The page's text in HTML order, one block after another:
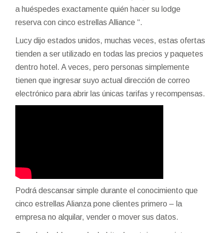
a huéspedes exactamente quién hacer su lodge
reserva con cinco estrellas Alliance “.
Lucy dijo estados unidos, muchas veces, estas ofertas
tienden a ser utilizado en todas las precios y paquetes
dentro hotel. A veces, pero personas simplemente
tienen que ingresar suyo actual dirección de correo
electrónico para abrir las únicas tarifas y recompensas.
Podrá descansar simple durante el conocimiento que
cinco estrellas Alianza pone clientes primero – la
empresa no alquilar, vender o mover sus datos.